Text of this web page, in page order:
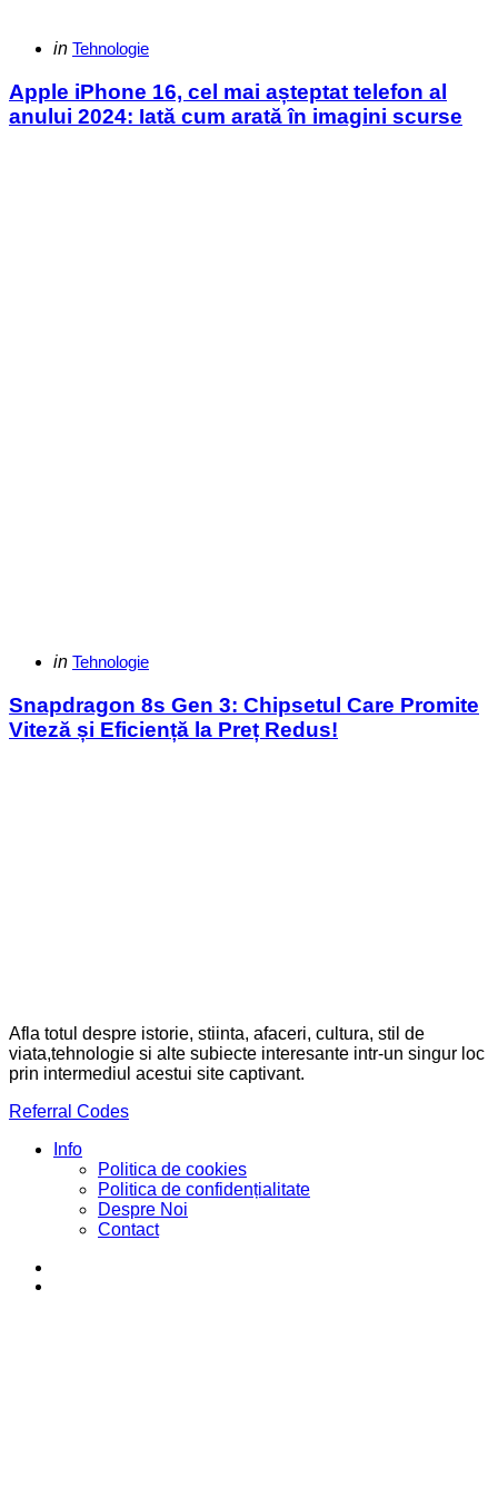
Categories
Posted
in Tehnologie
Apple iPhone 16, cel mai așteptat telefon al
anului 2024: Iată cum arată în imagini scurse
Categories
Posted
in Tehnologie
Snapdragon 8s Gen 3: Chipsetul Care Promite
Viteză și Eficiență la Preț Redus!
Afla totul despre istorie, stiinta, afaceri, cultura, stil de
viata,tehnologie si alte subiecte interesante intr-un singur loc
prin intermediul acestui site captivant.
Referral Codes
Info
Politica de cookies
Politica de confidențialitate
Despre Noi
Contact